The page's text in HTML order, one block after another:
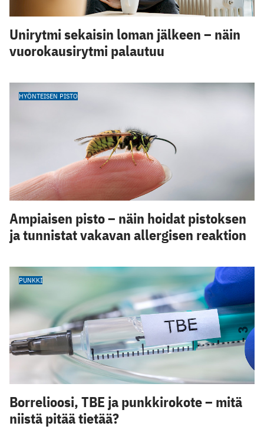
Unirytmi sekaisin loman jälkeen – näin
vuorokausirytmi palautuu
HYÖNTEISEN PISTO
Ampiaisen pisto – näin hoidat pistoksen
ja tunnistat vakavan allergisen reaktion
PUNKKI
Borrelioosi, TBE ja punkkirokote – mitä
niistä pitää tietää?